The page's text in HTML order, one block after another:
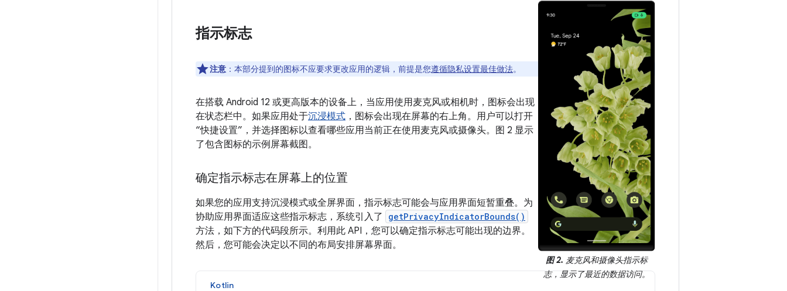
图 2. 麦克风和摄像头指示标
志，显示了最近的数据访问。
指示标志
注意 ： 本部分提到的图标不应要求更改应用的逻辑，前提是您遵循隐私设置最佳做法。
在搭载 Android 12 或更高版本的设备上，当应用使用麦克风或相机时，图标会出现
在状态栏中。如果应用处于沉浸模式 ，图标会出现在屏幕的右上角。用户可以打开
“快捷设置”，并选择图标以查看哪些应用当前正在使用麦克风或摄像头。图 2 显示
了包含图标的示例屏幕截图。
确定指示标志在屏幕上的位置
如果您的应用支持沉浸模式或全屏界面，指示标志可能会与应用界面短暂重叠。为
协助应用界面适应这些指示标志，系统引入了
getPrivacyIndicatorBounds()
方法，如下方的代码段所示。利用此 API，您可以确定指示标志可能出现的边界。
然后，您可能会决定以不同的布局安排屏幕界面。
Kotlin